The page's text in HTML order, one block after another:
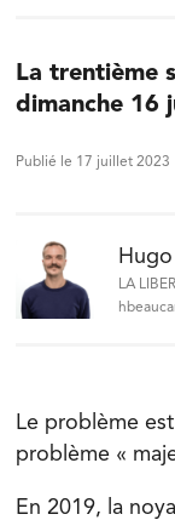
La trentième
dimanche 16
Publié le 17 juillet 2023
LA
Le problème
problème «
En 2019, la